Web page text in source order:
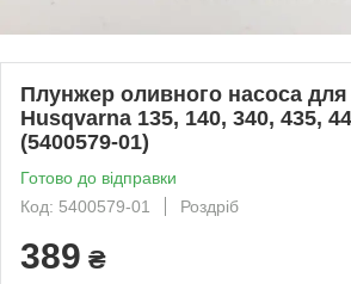
Плунжер оливного насоса
Husqvarna 135, 140, 340, 435,
(5400579-01)
Готово до відправки
Код: 5400579-01
Роздріб
389 ₴